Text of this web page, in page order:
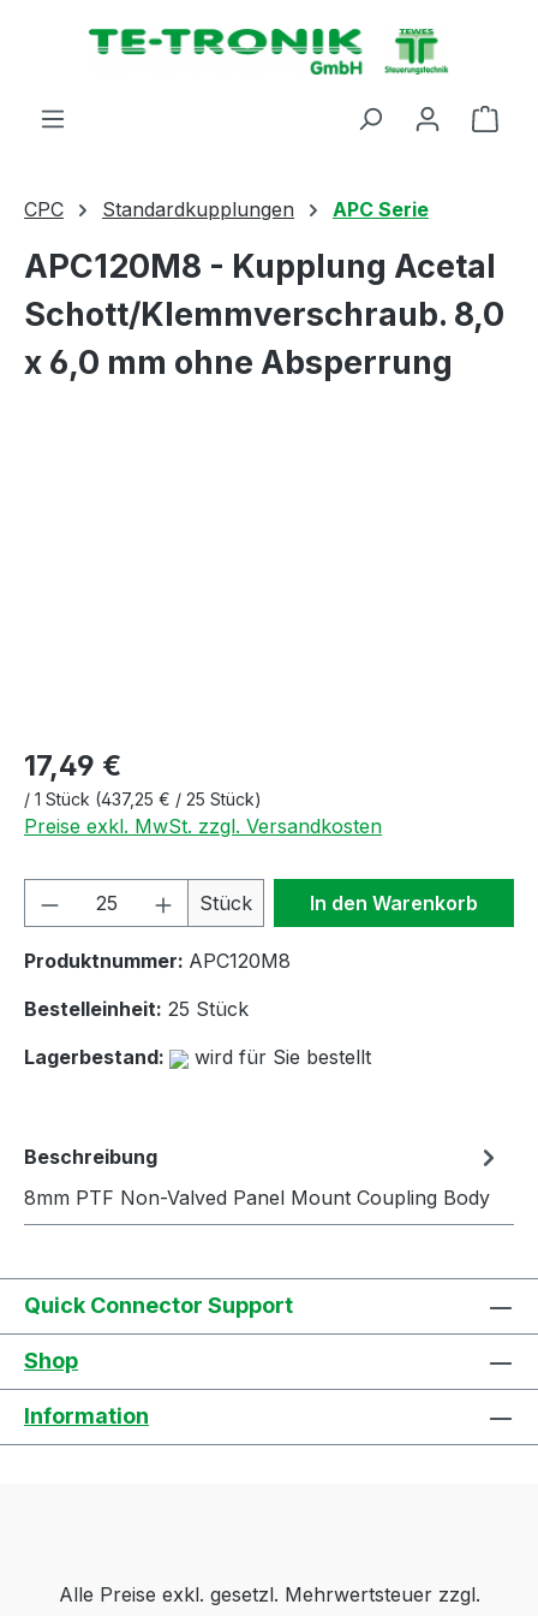
springen
CPC Standardkupplungen APC Serie
APC120M8 - Kupplung Acetal
Schott/Klemmverschraub. 8,0
x 6,0 mm ohne Absperrung
17,49 €
/ 1 Stück (437,25 € / 25 Stück)
Preise exkl. MwSt. zzgl. Versandkosten
Produkt Anzahl: Gib den
Stück In den Warenkorb
Produktnummer: APC120M8
Bestelleinheit: 25 Stück
Lagerbestand:
wird für Sie bestellt
Beschreibung
8mm PTF Non-Valved Panel Mount Coupling Body
Quick Connector Support
Shop
Information
Alle Preise exkl. gesetzl. Mehrwertsteuer zzgl.